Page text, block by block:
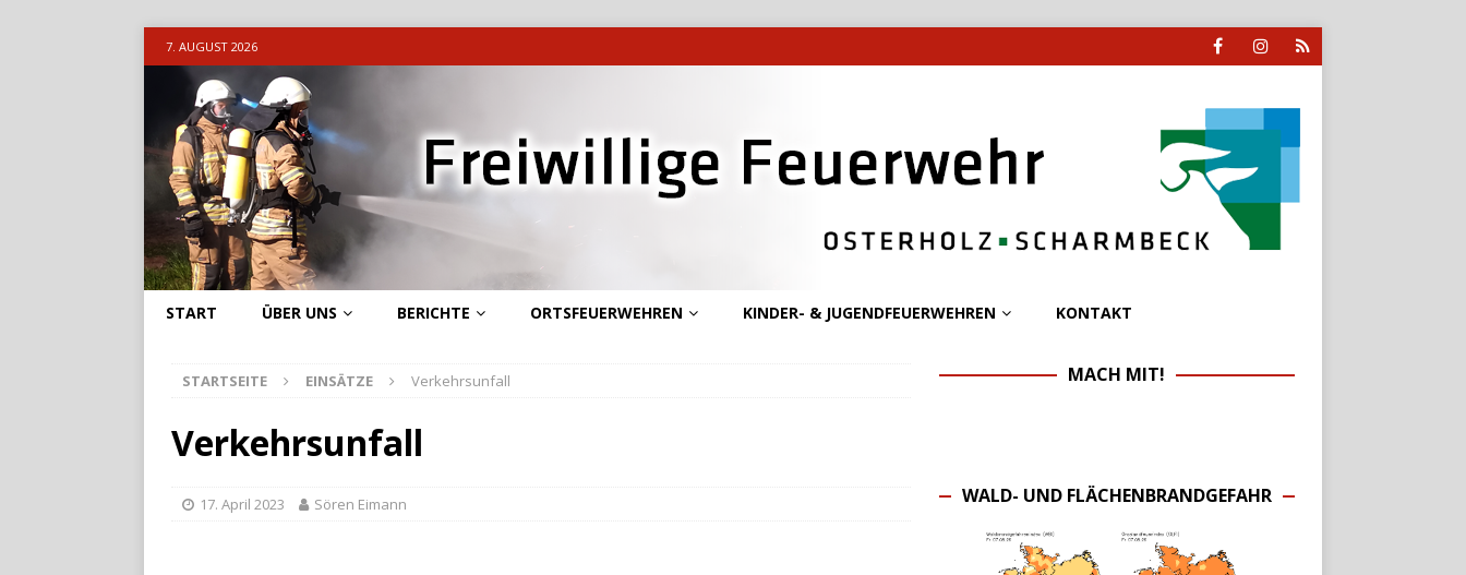
7. AUGUST 2026
START ÜBER UNS BERICHTE ORTSFEUERWEHREN KINDER- & JUGENDFEUERWEHREN KONTAKT
STARTSEITE EINSÄTZE Verkehrsunfall
Verkehrsunfall
17. April 2023 Sören Eimann
MACH MIT!
WALD- UND FLÄCHENBRANDGEFAHR